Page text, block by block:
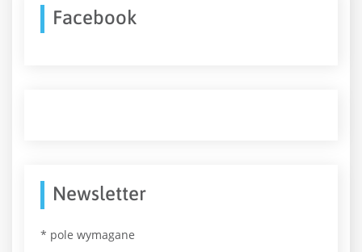
Facebook
Newsletter
* pole wymagane